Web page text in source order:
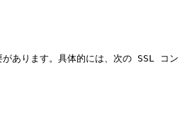
あります。具体的には、次の SSL コン